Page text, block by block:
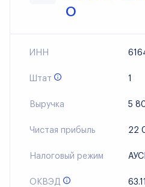
О
ИНН
Штат 1
Выручка 5
Чистая прибыль 22
Налоговый режим
ОКВЭД